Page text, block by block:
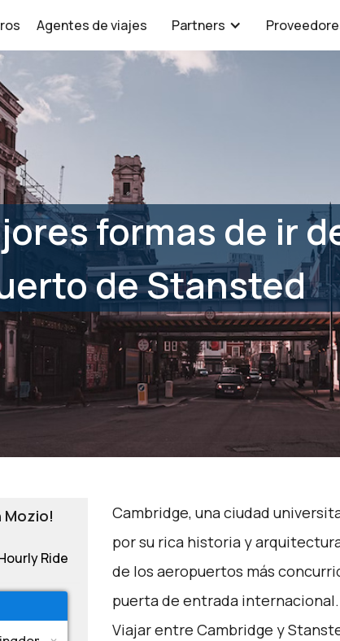
Agentes de viajes Partners
formas de ir
de Stansted
Mozio!
Ride
Cambridge, una ciudad
por su rica historia y
de los aeropuertos más
puerta de entrada internacional.
Viajar entre Cambridge y